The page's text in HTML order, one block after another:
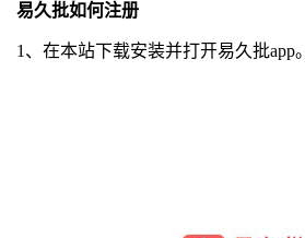
易久批如何注册
1、在本站下载安装并打开易久批app。